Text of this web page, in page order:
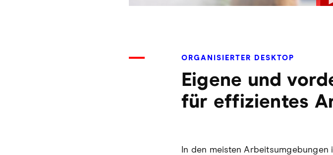
ORGANISIERTER DESKTOP
Eigene und
für effizientes
In den meisten